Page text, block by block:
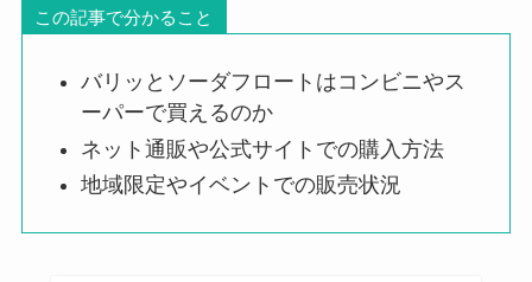
この記事で分かること
バリッとソーダフロートはコンビニやス
ーパーで買えるのか
ネット通販や公式サイトでの購入方法
地域限定やイベントでの販売状況